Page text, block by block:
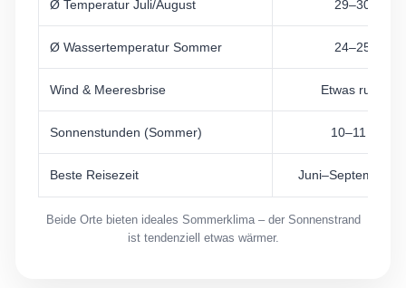
Ø Temperatur Juli/August 29–30°C
Ø Wassertemperatur Sommer 24–25°C
Wind & Meeresbrise Etwas ruhiger
Sonnenstunden (Sommer) 10–11 Std
Beste Reisezeit Juni–September
Beide Orte bieten ideales Sommerklima – der Sonnenstrand
ist tendenziell etwas wärmer.